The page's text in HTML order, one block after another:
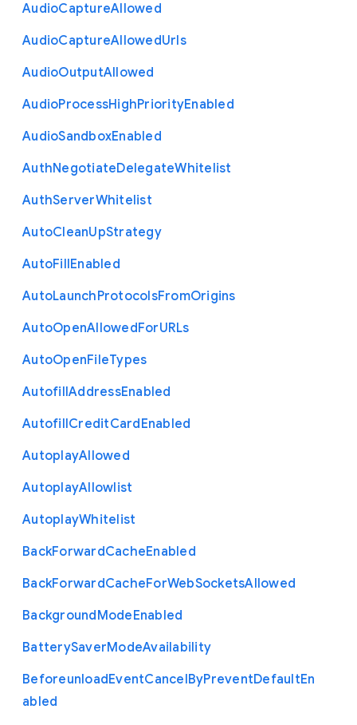
AudioCaptureAllowed
AudioCaptureAllowedUrls
AudioOutputAllowed
AudioProcessHighPriorityEnabled
AudioSandboxEnabled
AuthNegotiateDelegateWhitelist
AuthServerWhitelist
AutoCleanUpStrategy
AutoFillEnabled
AutoLaunchProtocolsFromOrigins
AutoOpenAllowedForURLs
AutoOpenFileTypes
AutofillAddressEnabled
AutofillCreditCardEnabled
AutoplayAllowed
AutoplayAllowlist
AutoplayWhitelist
BackForwardCacheEnabled
BackForwardCacheForWebSocketsAllowed
BackgroundModeEnabled
BatterySaverModeAvailability
BeforeunloadEventCancelByPreventDefaultEn
abled